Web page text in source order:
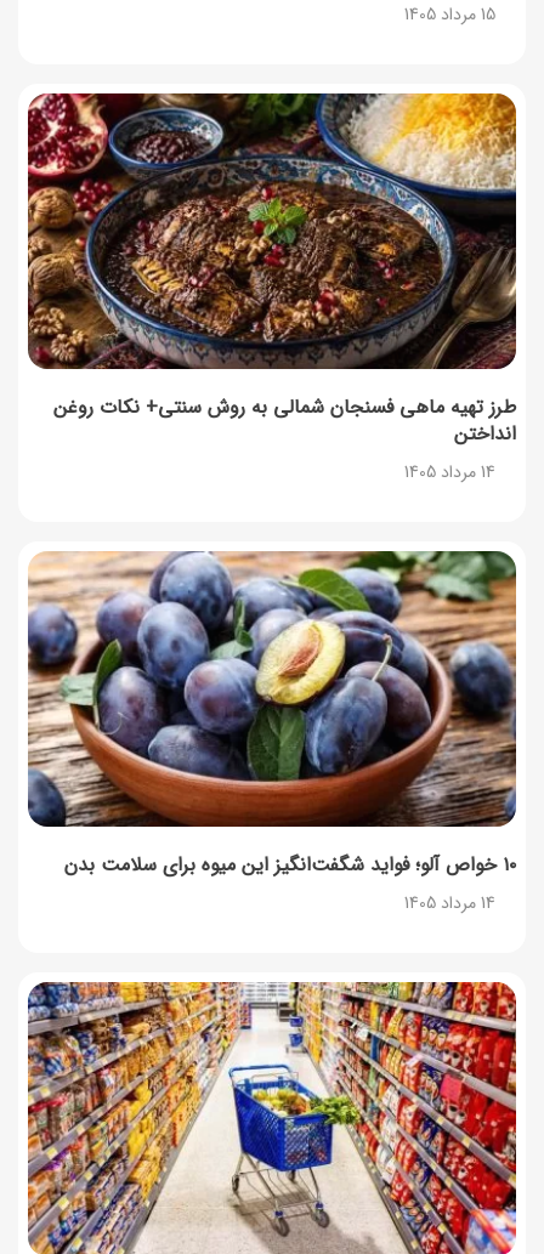
15 مرداد 1405
طرز تهیه ماهی فسنجان شمالی به روش سنتی+ نکات روغن
انداختن
14 مرداد 1405
۱۰ خواص آلو؛ فواید شگفت‌انگیز این میوه برای سلامت بدن
14 مرداد 1405